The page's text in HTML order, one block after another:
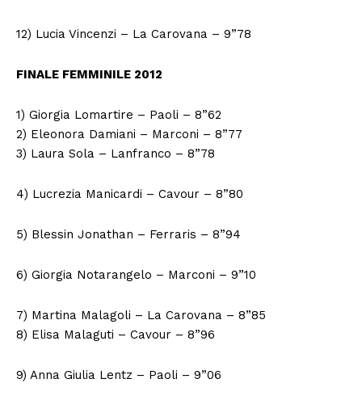
12) Lucia Vincenzi – La Carovana – 9”78
FINALE FEMMINILE 2012
1) Giorgia Lomartire – Paoli – 8”62
2) Eleonora Damiani – Marconi – 8”77
3) Laura Sola – Lanfranco – 8”78
4) Lucrezia Manicardi – Cavour – 8”80
5) Blessin Jonathan – Ferraris – 8”94
6) Giorgia Notarangelo – Marconi – 9”10
7) Martina Malagoli – La Carovana – 8”85
8) Elisa Malaguti – Cavour – 8”96
9) Anna Giulia Lentz – Paoli – 9”06